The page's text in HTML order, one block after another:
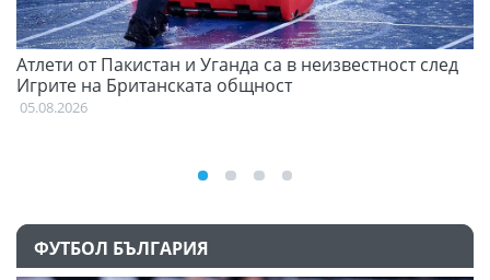
Атлети от Пакистан и Уганда са в неизвестност след
Игрите на Британската общност
05.08.2026
ФУТБОЛ БЪЛГАРИЯ